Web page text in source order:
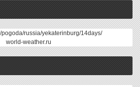
russia/yekaterinburg/14days/
world-weather.ru